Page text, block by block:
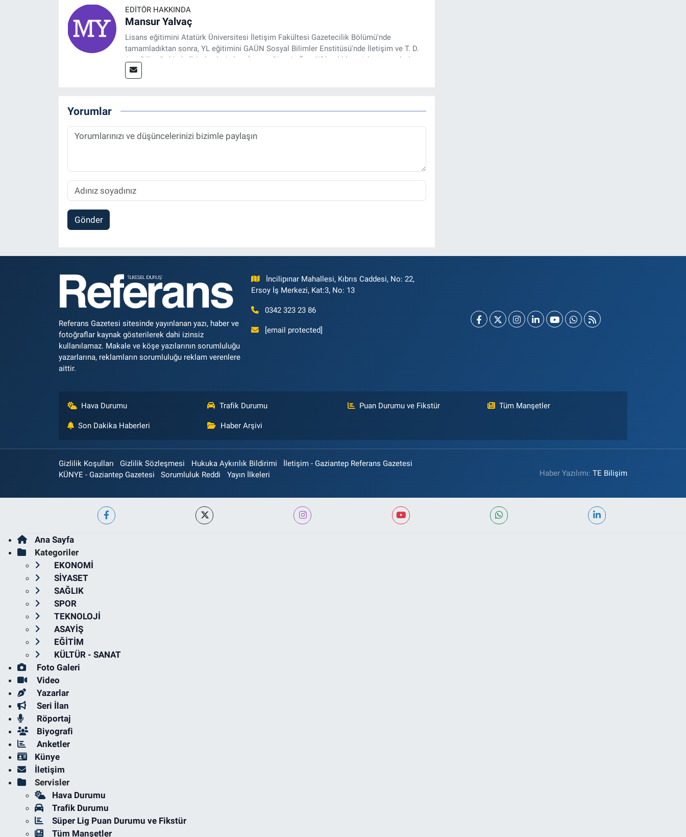
EDITÖR HAKKINDA
Mansur Yalvaç
Lisans eğitimini Atatürk Üniversitesi İletişim Fakültesi Gazetecilik Bölümü'nde
tamamladıktan sonra, YL eğitimini GAÜN Sosyal Bilimler Enstitüsü'nde İletişim ve T. D.
Ana Bilim Dalı'nda “Medyada Anlam İnşası: Bitcoin Örneği” başlıklı teziyle tamamladı.
2014 yılında başladığı profesyonel kariyerini halen Referansgazetesi.com.tr'de Güncel,
Yorumlar
Gönder
Referans Gazetesi sitesinde yayınlanan yazı, haber ve
fotoğraflar kaynak gösterilerek dahi izinsiz
kullanılamaz. Makale ve köşe yazılarının sorumluluğu
yazarlarına, reklamların sorumluluğu reklam verenlere
aittir.
İncilipınar Mahallesi, Kıbrıs Caddesi, No: 22,
Ersoy İş Merkezi, Kat:3, No: 13
0342 323 23 86
[email protected]
Hava Durumu Trafik Durumu Puan Durumu ve Fikstür Tüm Manşetler
Son Dakika Haberleri Haber Arşivi
Gizlilik Koşulları Gizlilik Sözleşmesi Hukuka Aykırılık Bildirimi
İletişim - Gaziantep Referans Gazetesi
KÜNYE - Gaziantep Gazetesi
Sorumluluk Reddi Yayın İlkeleri Haber Yazılımı:TE Bilişim
Ana Sayfa
Kategoriler
EKONOMİ
SİYASET
SAĞLIK
SPOR
TEKNOLOJİ
ASAYİŞ
EĞİTİM
KÜLTÜR - SANAT
Foto Galeri
Video
Yazarlar
Seri İlan
Röportaj
Biyografi
Anketler
Künye
İletişim
Servisler
Hava Durumu
Trafik Durumu
Süper Lig Puan Durumu ve Fikstür
Tüm Manşetler